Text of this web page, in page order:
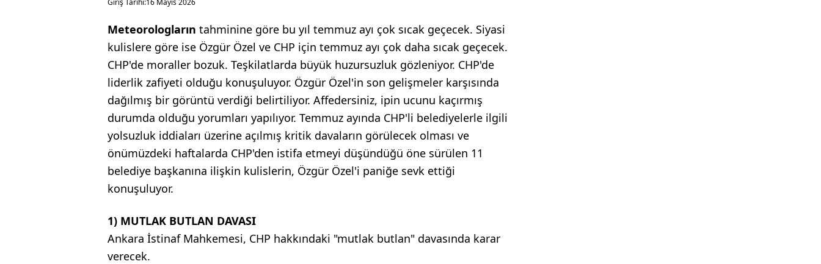
Giriş Tarihi:16 Mayıs 2026
Meteorologların tahminine göre bu yıl temmuz ayı çok sıcak geçecek. Siyasi
kulislere göre ise Özgür Özel ve CHP için temmuz ayı çok daha sıcak geçecek.
CHP'de moraller bozuk. Teşkilatlarda büyük huzursuzluk gözleniyor. CHP'de
liderlik zafiyeti olduğu konuşuluyor. Özgür Özel'in son gelişmeler karşısında
dağılmış bir görüntü verdiği belirtiliyor. Affedersiniz, ipin ucunu kaçırmış
durumda olduğu yorumları yapılıyor. Temmuz ayında CHP'li belediyelerle ilgili
yolsuzluk iddiaları üzerine açılmış kritik davaların görülecek olması ve
önümüzdeki haftalarda CHP'den istifa etmeyi düşündüğü öne sürülen 11
belediye başkanına ilişkin kulislerin, Özgür Özel'i paniğe sevk ettiği
konuşuluyor.
1) MUTLAK BUTLAN DAVASI
Ankara İstinaf Mahkemesi, CHP hakkındaki "mutlak butlan" davasında karar
verecek.